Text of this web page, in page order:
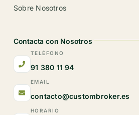
Sobre Nosotros
Contacta con Nosotros
TELÉFONO
91 380 11 94
EMAIL
contacto@custombroker.es
HORARIO